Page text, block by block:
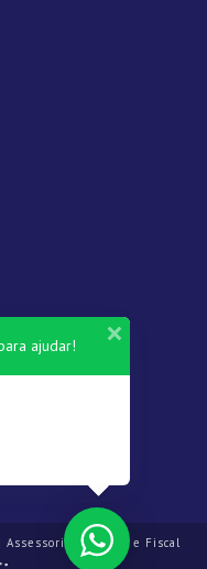
Contábil e Fiscal
ajudar!